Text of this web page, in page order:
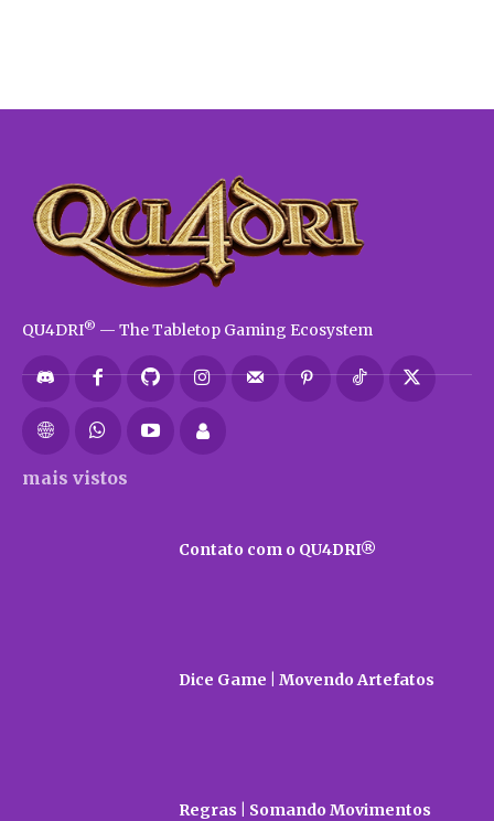
QU4DRI® — The Tabletop Gaming Ecosystem
mais vistos
Contato com o QU4DRI®
Dice Game | Movendo Artefatos
Regras | Somando Movimentos